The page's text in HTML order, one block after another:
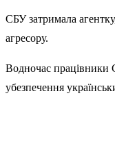
СБУ затримала
агресору.
Водночас працівники
убезпечення